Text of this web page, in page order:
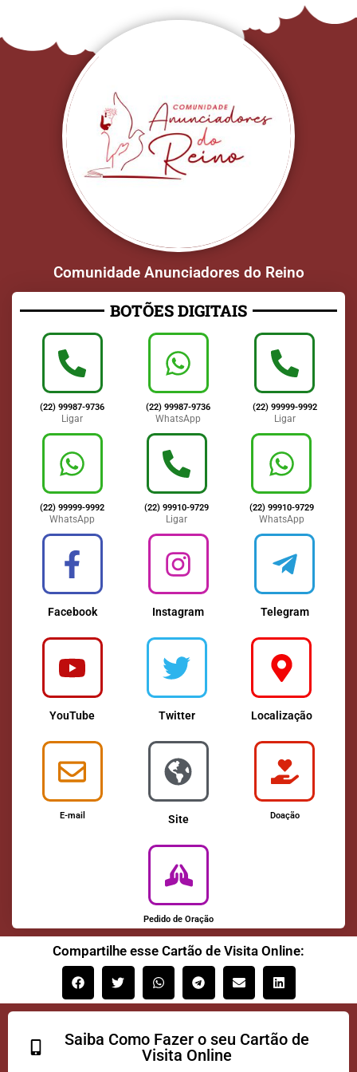
Comunidade Anunciadores do Reino
BOTÕES DIGITAIS
(22) 99987-9736
Ligar
(22) 99987-9736
WhatsApp
(22) 99999-9992
Ligar
(22) 99999-9992
WhatsApp
(22) 99910-9729
Ligar
(22) 99910-9729
WhatsApp
Facebook Instagram Telegram
YouTube Twitter Localização
E-mail Site Doação
Pedido de Oração
Compartilhe esse Cartão de Visita Online:
Saiba Como Fazer o seu Cartão de
Visita Online